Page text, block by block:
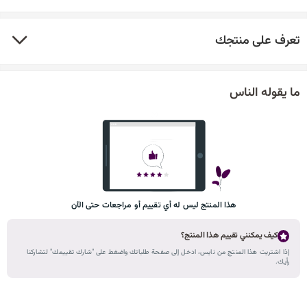
تعرف على منتجك
ما يقوله الناس
هذا المنتج ليس له أي تقييم أو مراجعات حتى الآن
كيف يمكنني تقييم هذا المنتج؟
إذا اشتريت هذا المنتج من نايس، ادخل إلى صفحة طلباتك واضغط على "شارك تقييمك" لتشاركنا
رأيك.